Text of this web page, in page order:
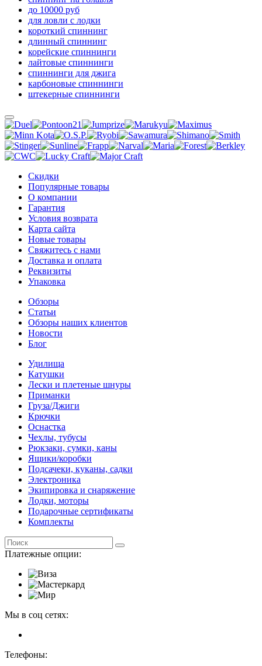
до 10000 руб
для ловли с лодки
короткий спиннинг
длинный спиннинг
корейские спиннинги
лайтовые спиннинги
спиннинги для джига
карбоновые спиннинги
штекерные спиннинги
Скидки
Популярные товары
О компании
Гарантия
Условия возврата
Карта сайта
Новые товары
Свяжитесь с нами
Доставка и оплата
Реквизиты
Упаковка
Обзоры
Статьи
Обзоры наших клиентов
Новости
Блог
Удилища
Катушки
Лески и плетеные шнуры
Приманки
Груза/Джиги
Крючки
Оснастка
Чехлы, тубусы
Рюкзаки, сумки, каны
Ящики/коробки
Подсачеки, куканы, садки
Электроника
Экипировка и снаряжение
Лодки, моторы
Подарочные сертификаты
Комплекты
Платежные опции:
Мы в соц сетях:
Телефоны: